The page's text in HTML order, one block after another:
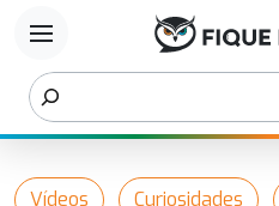
menu
Vídeos Curiosidades